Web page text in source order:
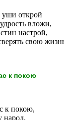
уши открой
вложи,
настрой,
свою
к покою
к покою,
народ,